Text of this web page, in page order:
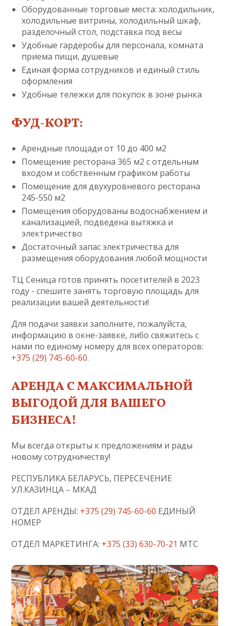
Оборудованные торговые места: холодильник,
холодильные витрины, холодильный шкаф,
разделочный стол, подставка под весы
Удобные гардеробы для персонала, комната
приема пищи, душевые
Единая форма сотрудников и единый стиль
оформления
Удобные тележки для покупок в зоне рынка
ФУД-КОРТ:
Арендные площади от 10 до 400 м2
Помещение ресторана 365 м2 с отдельным
входом и собственным графиком работы
Помещение для двухуровневого ресторана
245-550 м2
Помещения оборудованы водоснабжением и
канализацией, подведена вытяжка и
электричество
Достаточный запас электричества для
размещения оборудования любой мощности
ТЦ Сеница готов принять посетителей в 2023
году - спешите занять торговую площадь для
реализации вашей деятельности!
Для подачи заявки заполните, пожалуйста,
информацию в окне-заявке, либо свяжитесь с
нами по единому номеру для всех операторов:
+375 (29) 745-60-60.
АРЕНДА С МАКСИМАЛЬНОЙ
ВЫГОДОЙ ДЛЯ ВАШЕГО
БИЗНЕСА!
Мы всегда открыты к предложениям и рады
новому сотрудничеству!
РЕСПУБЛИКА БЕЛАРУСЬ, ПЕРЕСЕЧЕНИЕ
УЛ.КАЗИНЦА – МКАД
ОТДЕЛ АРЕНДЫ: +375 (29) 745-60-60 ЕДИНЫЙ
НОМЕР
ОТДЕЛ МАРКЕТИНГА: +375 (33) 630-70-21 МТС